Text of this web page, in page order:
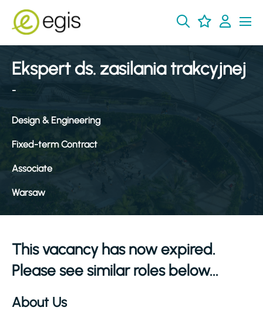
Ekspert ds. zasilania trakcyjnej
-
Design & Engineering
Fixed-term Contract
Associate
Warsaw
This vacancy has now expired.
Please see similar roles below...
About Us